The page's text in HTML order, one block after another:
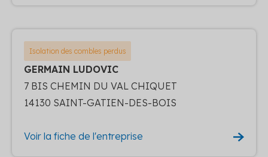
Isolation des combles perdus
GERMAIN LUDOVIC
7 BIS CHEMIN DU VAL CHIQUET
14130 SAINT-GATIEN-DES-BOIS
Voir la fiche de l'entreprise